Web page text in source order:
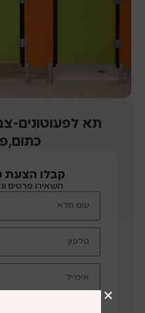
תא לפעוטונים-
קבלו הצעת
השאירו פרטים